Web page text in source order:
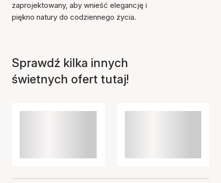
zaprojektowany, aby wnieść elegancję i
piękno natury do codziennego życia.
Sprawdź kilka innych
świetnych ofert tutaj!